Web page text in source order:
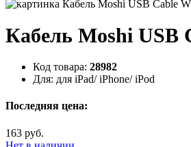
Кабель Moshi USB
Код товара: 28982
Для: для iPad/ iPhone/ iPod
Последняя цена:
163 руб.